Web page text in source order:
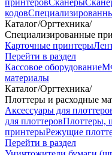
принтеровСканеры
кодов
Каталог/Оргтехника/
Специализированные
Карточные принтеры
Перейти в раздел
Кассовое оборудование
материалы
Каталог/Оргтехника/
Плоттеры и расходные
Аксессуары для
для плоттеровПлоттеры,
принтерыРежущие
Перейти в раздел